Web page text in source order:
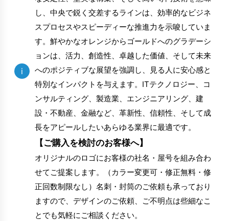
i
し、中央で鋭く交差するラインは、効率的なビジネ
スプロセスやスピーディーな推進力を示唆していま
す。鮮やかなオレンジからゴールドへのグラデーシ
ョンは、活力、創造性、卓越した価値、そして未来
へのポジティブな展望を強調し、見る人に安心感と
特別なインパクトを与えます。ITテクノロジー、コ
ンサルティング、製造業、エンジニアリング、建
設・不動産、金融など、革新性、信頼性、そして成
長をアピールしたいあらゆる業界に最適です。
【ご購入を検討のお客様へ】
オリジナルのロゴにお客様の社名・屋号を組み合わ
せてご提案します。（カラー変更可・修正無料・修
正回数制限なし）名刺・封筒のご依頼も承っており
ますので、デザインのご依頼、ご不明点は些細なこ
とでも気軽にご相談ください。